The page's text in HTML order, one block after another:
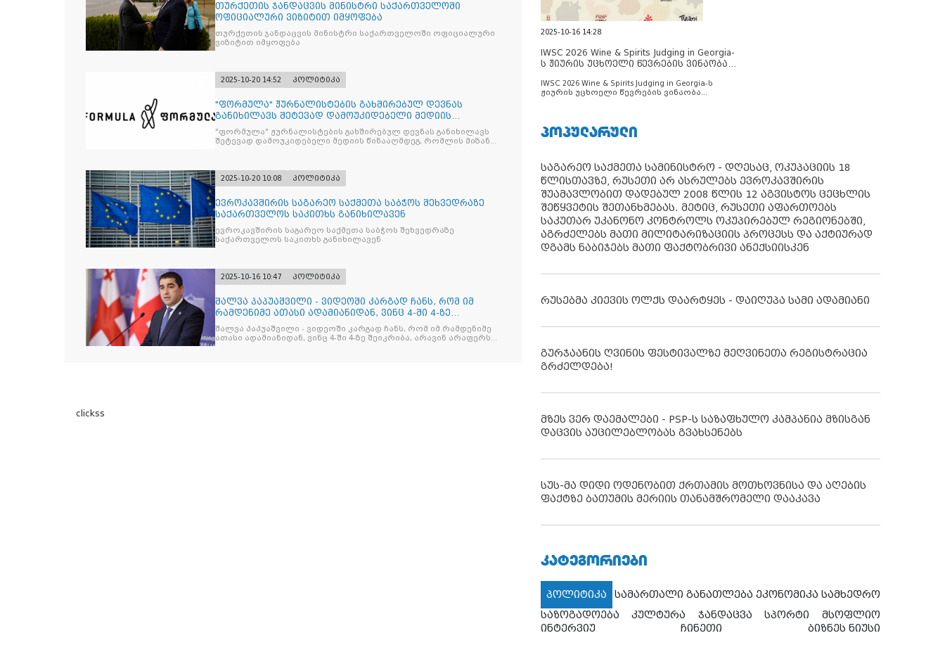
თურქეთის ჯანდაცვის მინისტრი საქართველოში
ოფიციალური ვიზიტით იმყოფება
თურქეთის ჯანდაცვის მინისტრი საქართველოში ოფიციალური
ვიზიტით იმყოფება
2025-10-20 14:52 პოლიტიკა
"ფორმულა" ჟურნალისტების გახშირებულ დევნას
განიხილავს შეტევად დამოუკიდებელი მედიის
წინააღმდ
"ფორმულა" ჟურნალისტების გახშირებულ დევნას განიხილავს
შეტევად დამოუკიდებელი მედიის წინააღმდეგ, რომლის მიზანი
2025-10-20 10:08 პოლიტიკა
ევროკავშირის საგარეო საქმეთა საბჭოს შეხვედრაზე
საქართველოს საკითხს განიხილავენ
ევროკავშირის საგარეო საქმეთა საბჭოს შეხვედრაზე
საქართველოს საკითხს განიხილავენ
2025-10-16 10:47 პოლიტიკა
შალვა პაპუაშვილი - ვიდეოში კარგად ჩანს, რომ იმ
რამდენიმე ათასი ადამიანიდან, ვინც 4-ში 4-ზე
შეიკრიბა,
შალვა პაპუაშვილი - ვიდეოში კარგად ჩანს, რომ იმ რამდენიმე
ათასი ადამიანიდან, ვინც 4-ში 4-ზე შეიკრიბა, არავინ არაფერს
clickss
2025-10-16 14:28
IWSC 2026 Wine & Spirits Judging in Georgia-
ს ჟიურის უცხოელი წევრების ვინაობა
IWSC 2026 Wine & Spirits Judging in Georgia-ს
ჟიურის უცხოელი წევრების ვინაობა
ᲞᲝᲞᲣᲚᲐᲠᲣᲚᲘ
საგარეო საქმეთა სამინისტრო - დღესაც, ოკუპაციის 18
წლისთავზე, რუსეთი არ ასრულებს ევროკავშირის
შუამავლობით დადებულ 2008 წლის 12 აგვისტოს ცეცხლის
შეწყვეტის შეთანხმებას. მეტიც, რუსეთი აფართოებს
საკუთარ უკანონო კონტროლს ოკუპირებულ რეგიონებში,
აგრძელებს მათი მილიტარიზაციის პროცესს და აქტიურად
დგამს ნაბიჯებს მათი ფაქტობრივი ანექსიისკენ
რუსებმა კიევის ოლქს დაარტყეს - დაიღუპა სამი ადამიანი
გურჯაანის ღვინის ფესტივალზე მეღვინეთა რეგისტრაცია
გრძელდება!
მზეს ვერ დაემალები - PSP-ს საზაფხულო კამპანია მზისგან
დაცვის აუცილებლობას გვახსენებს
სუს-მა დიდი ოდენობით ქრთამის მოთხოვნისა და აღების
ფაქტზე ბათუმის მერიის თანამშრომელი დააკავა
ᲙᲐᲢᲔᲒᲝᲠᲘᲔᲑᲘ
პოლიტიკა სამართალი განათლება ეკონომიკა სამხედრო
საზოგადოება
კულტურა ჯანდაცვა სპორტი
მსოფლიო
ინტერვიუ
ჩინეთი ბიზნეს ნიუსი